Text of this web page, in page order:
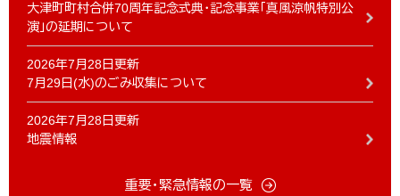
大津町町村合併70周年記念式典・記念事業「真風涼帆特別公
演」の延期について
2026年7月28日更新
7月29日(水)のごみ収集について
2026年7月28日更新
地震情報
重要・緊急情報の一覧